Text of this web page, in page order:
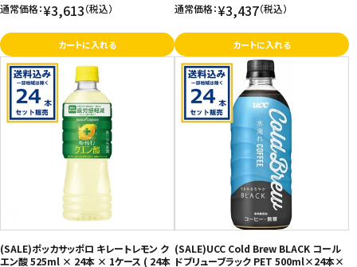
通常価格：¥3,613（税込）
カートに入れる
通常価格：¥3,437（税込）
カートに入れる
(SALE)ポッカサッポロ キレートレモン ク
エン酸 525ml × 24本 × 1ケース ( 24本
(SALE)UCC Cold Brew BLACK コール
ドブリューブラック PET 500ml×24本×